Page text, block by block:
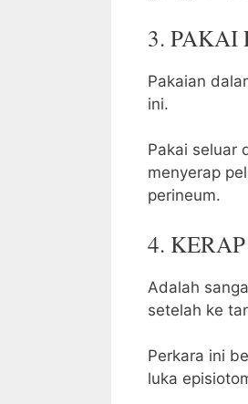
3. PAKAI
Pakaian
ini.
Pakai seluar
menyerap
perineum.
4.
Adalah
setelah ke
Perkara ini
luka